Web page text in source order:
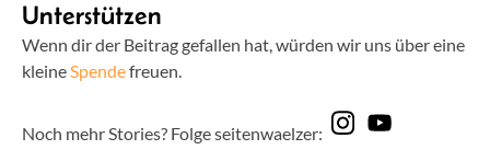
Unterstützen
Wenn dir der Beitrag gefallen hat, würden wir uns über eine
kleineSpendefreuen.
Noch mehr Stories? Folge seitenwaelzer: